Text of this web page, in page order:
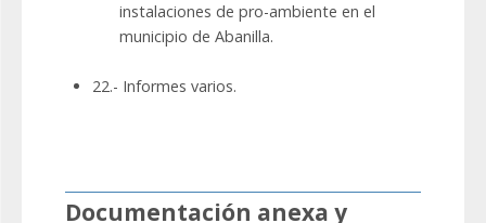
instalaciones de pro-ambiente en el
municipio de Abanilla.
22.- Informes varios.
Documentación anexa y